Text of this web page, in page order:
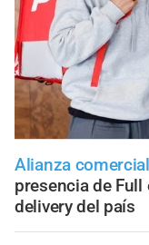
Alianza comercial
presencia de
delivery del país